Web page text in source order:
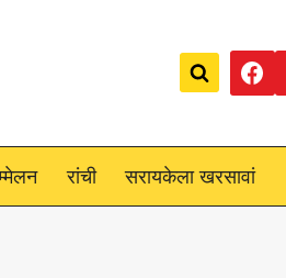
रांची सरायकेला खरसावां